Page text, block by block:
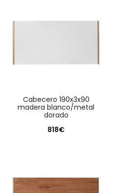
cabecero 190x3x90
madera blanco/metal
dorado
818€